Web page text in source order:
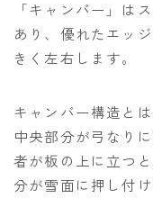
「キャンバー」は
あり、優れたエッ
きく左右します。
キャンバー構造と
中央部分が弓なり
者が板の上に立つ
分が雪面に押し付